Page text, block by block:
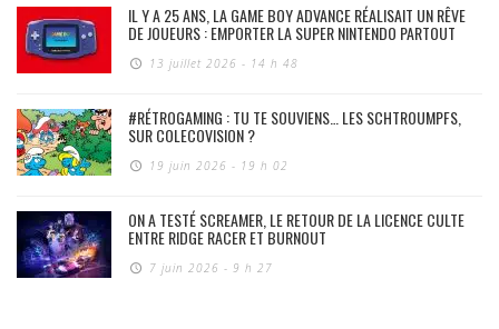
IL Y A 25 ANS, LA GAME BOY ADVANCE RÉALISAIT UN RÊVE
DE JOUEURS : EMPORTER LA SUPER NINTENDO PARTOUT
13 juillet 2026 - 14 h 48
#RÉTROGAMING : TU TE SOUVIENS… LES SCHTROUMPFS,
SUR COLECOVISION ?
19 juin 2026 - 19 h 02
ON A TESTÉ SCREAMER, LE RETOUR DE LA LICENCE CULTE
ENTRE RIDGE RACER ET BURNOUT
7 juin 2026 - 9 h 27